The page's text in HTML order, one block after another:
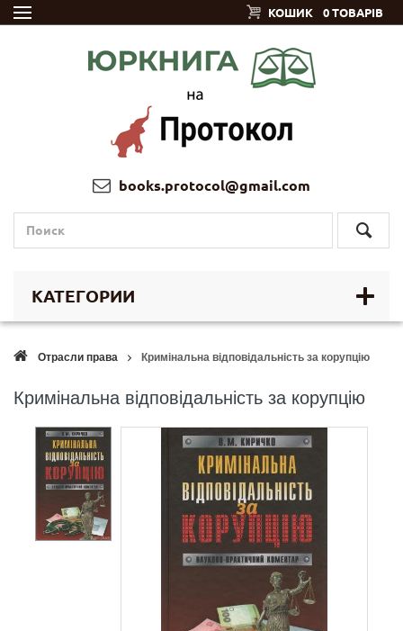
КОШИК 0 ТОВАРІВ
books.protocol@gmail.com
КАТЕГОРИИ
Отрасли права Кримінальна відповідальність за корупцію
Кримінальна відповідальність за корупцію